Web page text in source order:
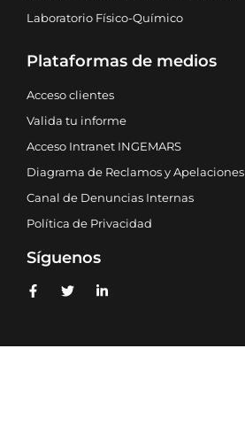
Laboratorio Físico-Químico
Plataformas de medios
Acceso clientes
Valida tu informe
Acceso Intranet INGEMARS
Diagrama de Reclamos y Apelaciones
Canal de Denuncias Internas
Política de Privacidad
Síguenos